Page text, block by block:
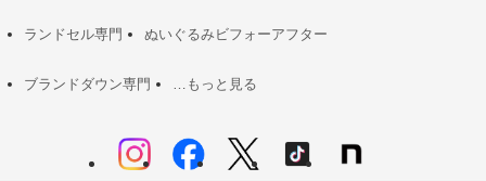
ランドセル専門 ぬいぐるみビフォーアフター
ブランドダウン専門 …もっと見る